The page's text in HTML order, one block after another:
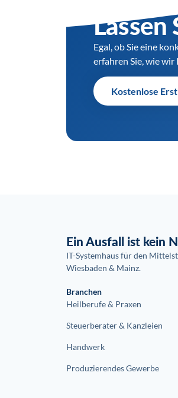
Lassen
Egal, ob Sie eine
erfahren Sie, wie
Kostenlose
Ein Ausfall ist kein
IT-Systemhaus für den
Wiesbaden & Mainz.
Branchen
Heilberufe & Praxen
Steuerberater & Kanzleien
Handwerk
Produzierendes Gewerbe